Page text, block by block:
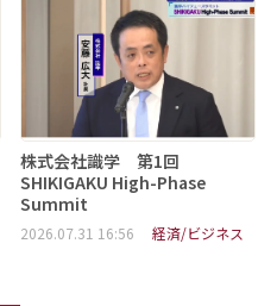
株式会社識学 第1回
SHIKIGAKU High-Phase
Summit
2026.07.31 16:56 経済/ビジネス